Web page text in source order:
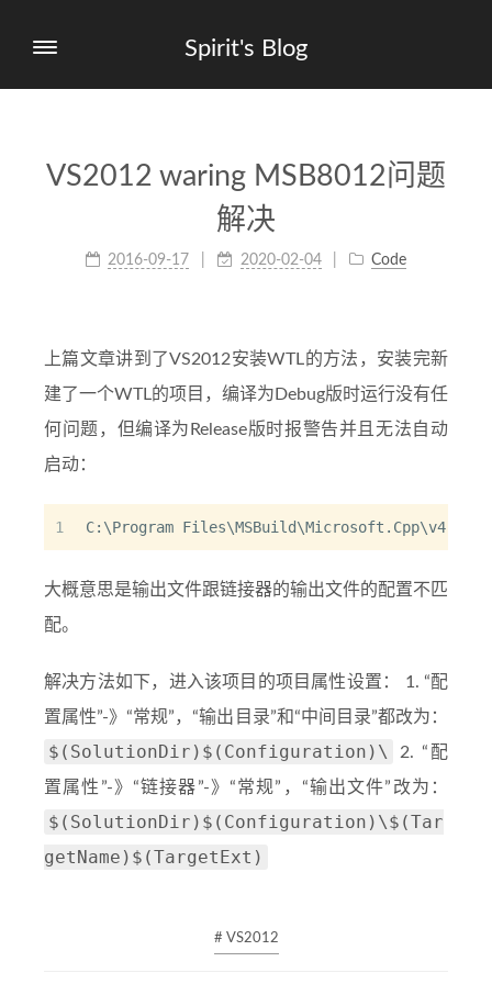
Spirit's Blog
VS2012 waring MSB8012问题
解决
2016-09-17 2020-02-04 Code
上篇文章讲到了VS2012安装WTL的方法，安装完新
建了一个WTL的项目，编译为Debug版时运行没有任
何问题，但编译为Release版时报警告并且无法自动
启动：
1 C:\Program
大概意思是输出文件跟链接器的输出文件的配置不匹
配。
解决方法如下，进入该项目的项目属性设置： 1. “配
置属性”-》“常规”，“输出目录”和“中间目录”都改为：
$(SolutionDir)$(Configuration)\
2. “配
置属性”-》“链接器”-》“常规”，“输出文件”改为：
$(SolutionDir)$(Configuration)\$(Tar
getName)$(TargetExt)
# VS2012